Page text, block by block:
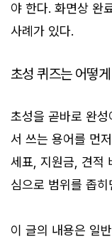
야 한다. 화면상 완
사례가 있다.
초성 퀴즈는 어떻
초성을 곧바로 완
서 쓰는 용어를 먼
세표, 지원금, 견적
심으로 범위를 좁
이 글의 내용은 일